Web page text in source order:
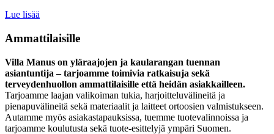
Lue lisää
Ammattilaisille
Villa Manus on yläraajojen ja kaularangan tuennan
asiantuntija – tarjoamme toimivia ratkaisuja sekä
terveydenhuollon ammattilaisille että heidän asiakkailleen.
Tarjoamme laajan valikoiman tukia, harjoitteluvälineitä ja
pienapuvälineitä sekä materiaalit ja laitteet ortoosien valmistukseen.
Autamme myös asiakastapauksissa, tuemme tuotevalinnoissa ja
tarjoamme koulutusta sekä tuote-esittelyjä ympäri Suomen.